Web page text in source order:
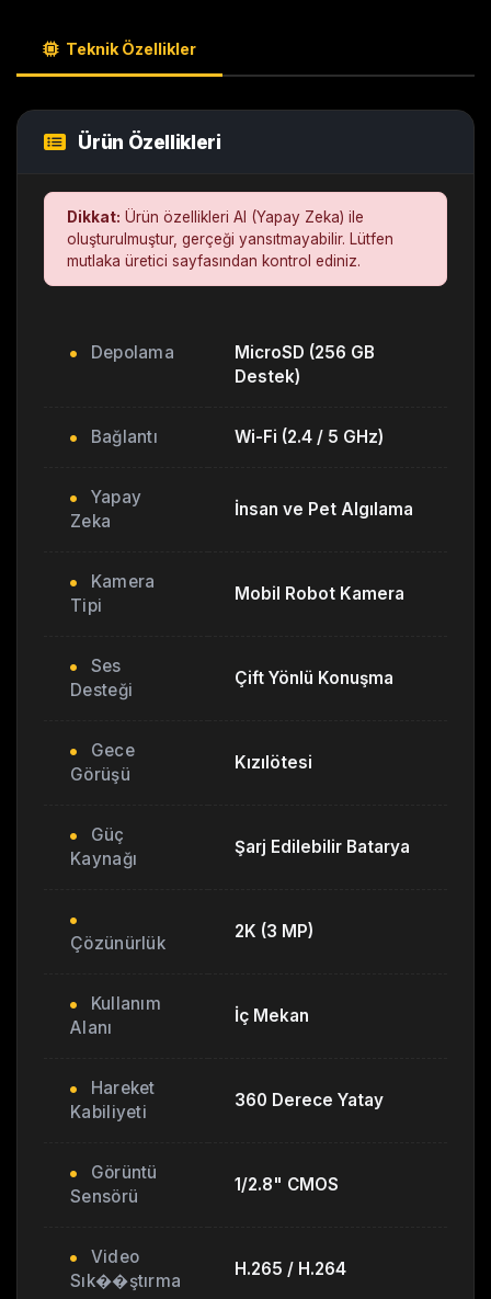
Teknik Özellikler
Ürün Özellikleri
Dikkat: Ürün özellikleri AI (Yapay Zeka) ile
oluşturulmuştur, gerçeği yansıtmayabilir. Lütfen
mutlaka üretici sayfasından kontrol ediniz.
Depolama
MicroSD (256 GB
Destek)
Bağlantı Wi-Fi (2.4 / 5 GHz)
Yapay
Zeka
İnsan ve Pet Algılama
Kamera
Tipi
Mobil Robot Kamera
Ses
Desteği
Çift Yönlü Konuşma
Gece
Görüşü
Kızılötesi
Güç
Kaynağı
Şarj Edilebilir Batarya
Çözünürlük
2K (3 MP)
Kullanım
Alanı
İç Mekan
Hareket
Kabiliyeti
360 Derece Yatay
Görüntü
Sensörü
1/2.8" CMOS
Video
Sık��ştırma
H.265 / H.264